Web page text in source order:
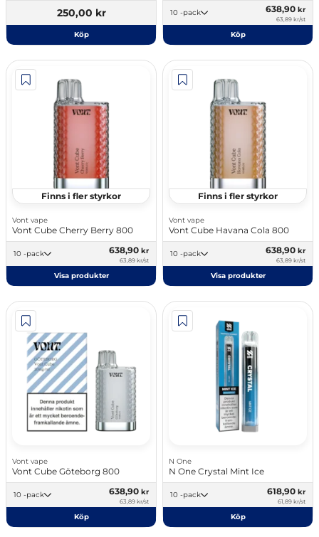
250,00 kr
Köp
10 -pack 638,90 kr
63,89 kr/st
Köp
Finns i fler styrkor
Vont vape
Vont Cube Cherry Berry 800
10 -pack 638,90 kr
63,89 kr/st
Visa produkter
Finns i fler styrkor
Vont vape
Vont Cube Havana Cola 800
10 -pack 638,90 kr
63,89 kr/st
Visa produkter
Vont vape
Vont Cube Göteborg 800
10 -pack 638,90 kr
63,89 kr/st
Köp
N One
N One Crystal Mint Ice
10 -pack 618,90 kr
61,89 kr/st
Köp